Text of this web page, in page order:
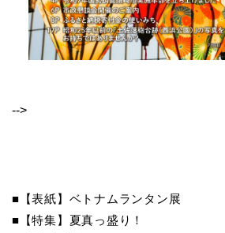
-->
■【表紙】ベトナムランタン展
■【特集】夏真っ盛り！